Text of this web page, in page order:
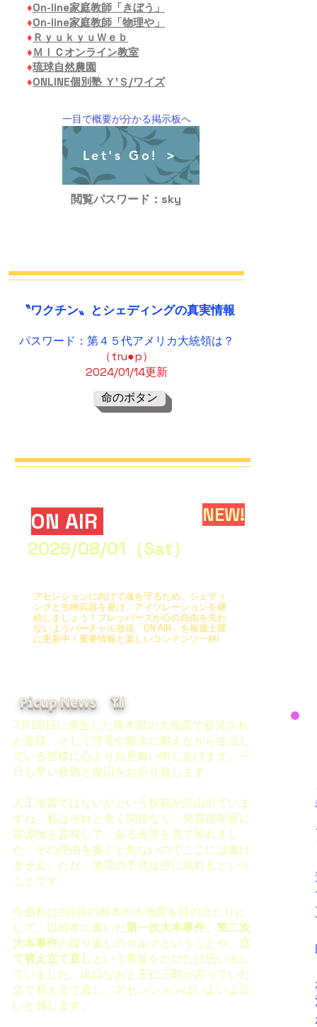
♦On-line家庭教師「きぼう」
♦On-line家庭教師「物理や」
♦ ＲｙｕｋｙｕＷｅｂ
♦ＭＩＣオンライン教室
♦琉球自然農園
♦ONLINE個別塾 Ｙ’Ｓ/ワイズ
​一目で概要が分かる掲示板へ
Let's Go! ＞
閲覧パスワード：sky
〝ワクチン〟とシェディングの真実情報​
パスワード：第４５代アメリ カ大統領は？
（tru●p）
2024/01/14更新
命のボタン
アセンションに向けて魂を守るため、シェディ
ングと生物兵器を避け、アイソレーションを継
続しましょう！プレッパーズが心の自由を失わ
ないようバーチャル放送「ON AIR」を毎週土曜
に更新中！重要情報と楽しいコンテンツ一杯!​
ON AIR
NEW!
2026/08/01（Sat）
​Picup News 📶
​7月28日に発生した熊本県の大地震で被災され
た皆様、そして停電や断水に耐えながら生活し
ている皆様に心よりお見舞い申しあげます。一
日も早い救助と復旧をお祈り致します。
人工地震ではないかという投稿が沢山出ていま
すね。私はそれと全く関係なく、発震後即座に
震源地を霊視して、ある光景を見て呆れまし
た。その理由を書くと危ないのでここには書け
ません。ただ、地震の予兆は空に現れるという
ことです。
今週私は2回目の熊本の大地震を目の当たりに
して、以前本に書いた第一次大本事件、第二次
大本事件の繰り返しのカルマということや、 立
て替え立て直し という言葉をたびたび思い出し
ていました。出口なおと王仁三郎が言っていた
立て替え立て直し、アセンションはいよいよ近
いと感じます。